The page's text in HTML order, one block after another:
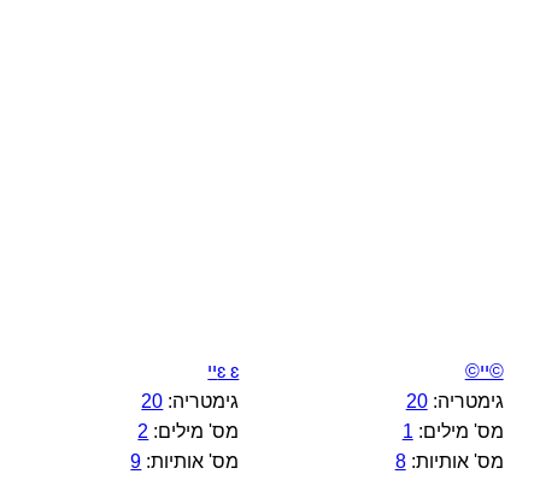
©יי©
גימטריה:20
מס' מילים: 1
מס' אותיות:8
ɛ ɛיי
גימטריה: 20
מס' מילים: 2
מס' אותיות: 9